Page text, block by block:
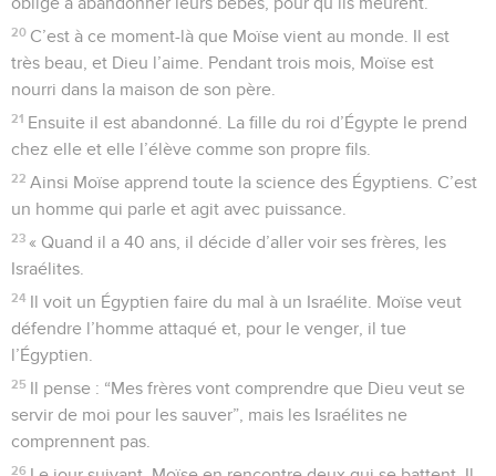
20 C’est à ce moment-là que Moïse vient au monde. Il est
très beau, et Dieu l’aime. Pendant trois mois, Moïse est
nourri dans la maison de son père.
21 Ensuite il est abandonné. La fille du roi d’Égypte le prend
chez elle et elle l’élève comme son propre fils.
22 Ainsi Moïse apprend toute la science des Égyptiens. C’est
un homme qui parle et agit avec puissance.
23 « Quand il a 40 ans, il décide d’aller voir ses frères, les
Israélites.
24 Il voit un Égyptien faire du mal à un Israélite. Moïse veut
défendre l’homme attaqué et, pour le venger, il tue
l’Égyptien.
25 Il pense : “Mes frères vont comprendre que Dieu veut se
servir de moi pour les sauver”, mais les Israélites ne
comprennent pas.
26